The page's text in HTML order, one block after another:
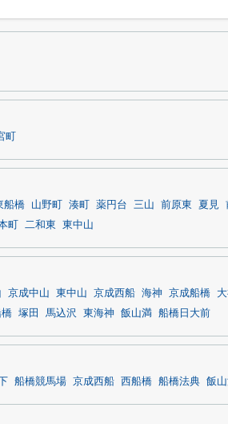
船橋 山野町 湊町 薬円台 三山 前原東 夏見
町 二和東 東中山
京成中山 東中山 京成西船 海神 京成船橋
橋 塚田 馬込沢 東海神 飯山満 船橋日大前
船橋競馬場 京成西船 西船橋 船橋法典 飯